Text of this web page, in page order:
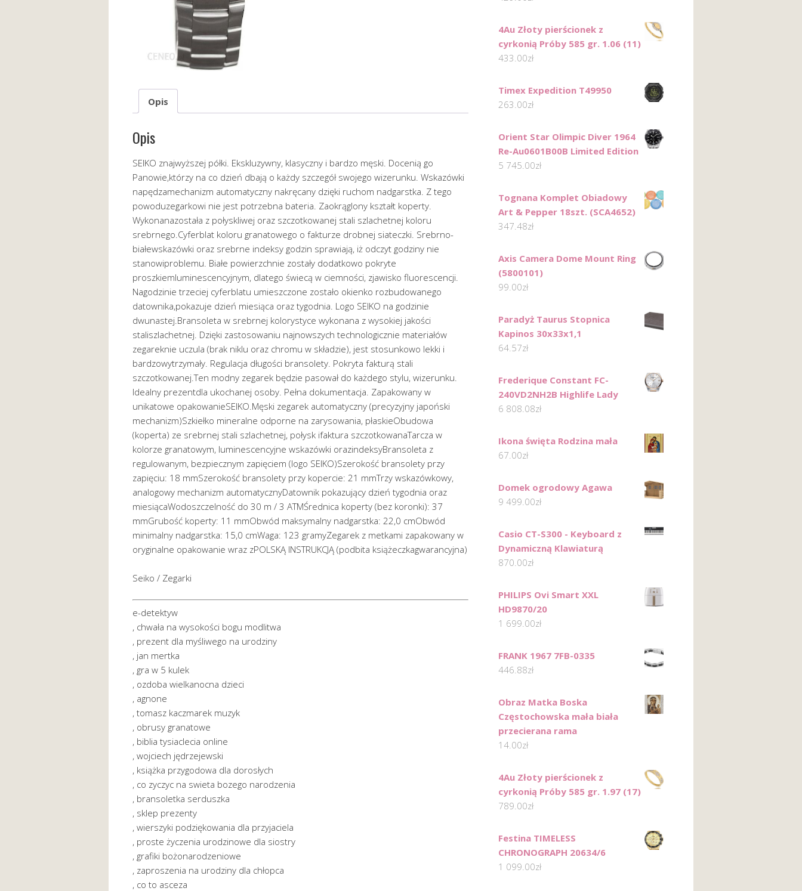
Opis
Opis
SEIKO znajwyższej półki. Ekskluzywny, klasyczny i bardzo męski. Docenią go
Panowie,którzy na co dzień dbają o każdy szczegół swojego wizerunku. Wskazówki
napędzamechanizm automatyczny nakręcany dzięki ruchom nadgarstka. Z tego
powoduzegarkowi nie jest potrzebna bateria. Zaokrąglony kształt koperty.
Wykonanazostała z połyskliwej oraz szczotkowanej stali szlachetnej koloru
srebrnego.Cyferblat koloru granatowego o fakturze drobnej siateczki. Srebrno-
białewskazówki oraz srebrne indeksy godzin sprawiają, iż odczyt godziny nie
stanowiproblemu. Białe powierzchnie zostały dodatkowo pokryte
proszkiemluminescencyjnym, dlatego świecą w ciemności, zjawisko fluorescencji.
Nagodzinie trzeciej cyferblatu umieszczone zostało okienko rozbudowanego
datownika,pokazuje dzień miesiąca oraz tygodnia. Logo SEIKO na godzinie
dwunastej.Bransoleta w srebrnej kolorystyce wykonana z wysokiej jakości
staliszlachetnej. Dzięki zastosowaniu najnowszych technologicznie materiałów
zegareknie uczula (brak niklu oraz chromu w składzie), jest stosunkowo lekki i
bardzowytrzymały. Regulacja długości bransolety. Pokryta fakturą stali
szczotkowanej.Ten modny zegarek będzie pasował do każdego stylu, wizerunku.
Idealny prezentdla ukochanej osoby. Pełna dokumentacja. Zapakowany w
unikatowe opakowanieSEIKO.Męski zegarek automatyczny (precyzyjny japoński
mechanizm)Szkiełko mineralne odporne na zarysowania, płaskieObudowa
(koperta) ze srebrnej stali szlachetnej, połysk ifaktura szczotkowanaTarcza w
kolorze granatowym, luminescencyjne wskazówki orazindeksyBransoleta z
regulowanym, bezpiecznym zapięciem (logo SEIKO)Szerokość bransolety przy
zapięciu: 18 mmSzerokość bransolety przy kopercie: 21 mmTrzy wskazówkowy,
analogowy mechanizm automatycznyDatownik pokazujący dzień tygodnia oraz
miesiącaWodoszczelność do 30 m / 3 ATMŚrednica koperty (bez koronki): 37
mmGrubość koperty: 11 mmObwód maksymalny nadgarstka: 22,0 cmObwód
minimalny nadgarstka: 15,0 cmWaga: 123 gramyZegarek z metkami zapakowany w
oryginalne opakowanie wraz zPOLSKĄ INSTRUKCJĄ (podbita książeczkagwarancyjna)
Seiko / Zegarki
e-detektyw
, chwała na wysokości bogu modlitwa
, prezent dla myśliwego na urodziny
, jan mertka
, gra w 5 kulek
, ozdoba wielkanocna dzieci
, agnone
, tomasz kaczmarek muzyk
, obrusy granatowe
, biblia tysiaclecia online
, wojciech jędrzejewski
, książka przygodowa dla dorosłych
, co zyczyc na swieta bozego narodzenia
, bransoletka serduszka
, sklep prezenty
, wierszyki podziękowania dla przyjaciela
, proste życzenia urodzinowe dla siostry
, grafiki bożonarodzeniowe
, zaproszenia na urodziny dla chłopca
, co to asceza
4Au Złoty pierścionek z
cyrkonią Próby 585 gr. 1.06 (11)
433.00zł
Timex Expedition T49950
263.00zł
Orient Star Olimpic Diver 1964
Re-Au0601B00B Limited Edition
5 745.00zł
Tognana Komplet Obiadowy
Art & Pepper 18szt. (SCA4652)
347.48zł
Axis Camera Dome Mount Ring
(5800101)
99.00zł
Paradyż Taurus Stopnica
Kapinos 30x33x1,1
64.57zł
Frederique Constant FC-
240VD2NH2B Highlife Lady
6 808.08zł
Ikona święta Rodzina mała
67.00zł
Domek ogrodowy Agawa
9 499.00zł
Casio CT-S300 - Keyboard z
Dynamiczną Klawiaturą
870.00zł
PHILIPS Ovi Smart XXL
HD9870/20
1 699.00zł
FRANK 1967 7FB-0335
446.88zł
Obraz Matka Boska
Częstochowska mała biała
przecierana rama
14.00zł
4Au Złoty pierścionek z
cyrkonią Próby 585 gr. 1.97 (17)
789.00zł
Festina TIMELESS
CHRONOGRAPH 20634/6
1 099.00zł